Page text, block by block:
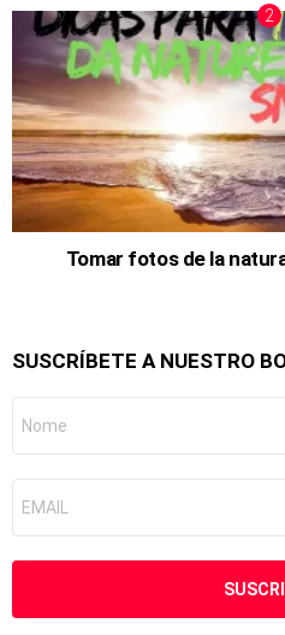
Tomar fotos de la
SUSCRÍBETE A NUESTRO